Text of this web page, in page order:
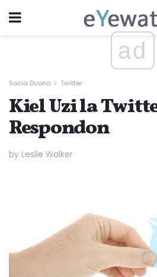
ad
Socia Duona Twitter
Kiel Uzi la
Respondon
by Leslie Walker